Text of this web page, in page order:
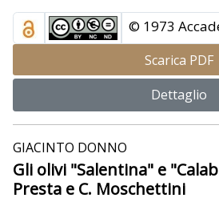
© 1973
Scarica PDF
Dettaglio
GIACINTO DONNO
Gli olivi "Salentina" e
Presta e C. Moschettini